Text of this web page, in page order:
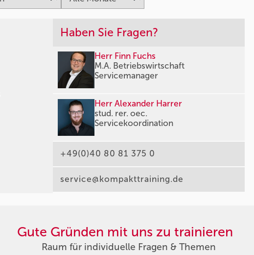
Haben Sie Fragen?
Herr Finn Fuchs
M.A. Betriebswirtschaft
Servicemanager
Herr Alexander Harrer
stud. rer. oec.
Servicekoordination
+49(0)40 80 81 375 0
service@kompakttraining.de
Gute Gründen mit uns zu trainieren
Raum für individuelle Fragen & Themen